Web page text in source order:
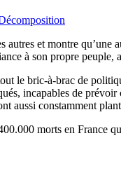
et montre
à son propre peuple,
le bric-à-brac de
incapables de
aussi constamment
morts en France